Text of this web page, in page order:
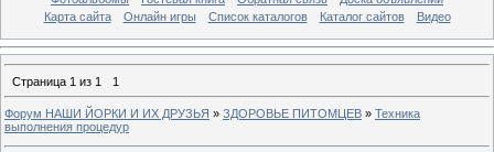
Карта сайта
Онлайн игры Список каталогов Каталог сайтов Видео
Страница 1 из 1 1
Форум НАШИ ЙОРКИ И ИХ ДРУЗЬЯ » ЗДОРОВЬЕ ПИТОМЦЕВ » Техника
выполнения процедур